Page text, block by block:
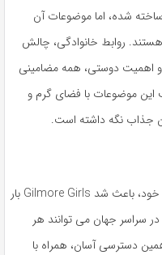
شده، اما موضوعات آن
روابط خانوادگی، چالش
و اهمیت دوستی، همه مضامینی
این موضوعات با فضای گرم و
جذاب نگه داشته است.
نتفلیکس با قرار دادن این مجموعه در آرشیو خود، باعث شد Gilmore Girls بار
سراسر جهان می توانند هر
دسترسی آسان، همراه با